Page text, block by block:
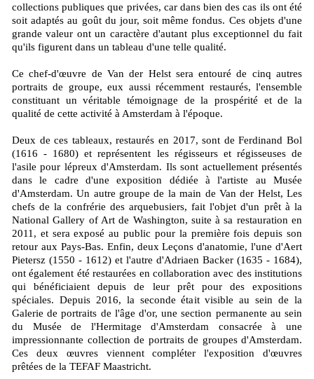
collections publiques que privées, car dans bien des cas ils ont été
soit adaptés au goût du jour, soit même fondus. Ces objets d'une
grande valeur ont un caractère d'autant plus exceptionnel du fait
qu'ils figurent dans un tableau d'une telle qualité.
Ce chef-d'œuvre de Van der Helst sera entouré de cinq autres
portraits de groupe, eux aussi récemment restaurés, l'ensemble
constituant un véritable témoignage de la prospérité et de la
qualité de cette activité à Amsterdam à l'époque.
Deux de ces tableaux, restaurés en 2017, sont de Ferdinand Bol
(1616 - 1680) et représentent les régisseurs et régisseuses de
l'asile pour lépreux d'Amsterdam. Ils sont actuellement présentés
dans le cadre d'une exposition dédiée à l'artiste au Musée
d'Amsterdam. Un autre groupe de la main de Van der Helst, Les
chefs de la confrérie des arquebusiers, fait l'objet d'un prêt à la
National Gallery of Art de Washington, suite à sa restauration en
2011, et sera exposé au public pour la première fois depuis son
retour aux Pays-Bas. Enfin, deux Leçons d'anatomie, l'une d'Aert
Pietersz (1550 - 1612) et l'autre d'Adriaen Backer (1635 - 1684),
ont également été restaurées en collaboration avec des institutions
qui bénéficiaient depuis de leur prêt pour des expositions
spéciales. Depuis 2016, la seconde était visible au sein de la
Galerie de portraits de l'âge d'or, une section permanente au sein
du Musée de l'Hermitage d'Amsterdam consacrée à une
impressionnante collection de portraits de groupes d'Amsterdam.
Ces deux œuvres viennent compléter l'exposition d'œuvres
prêtées de la TEFAF Maastricht.